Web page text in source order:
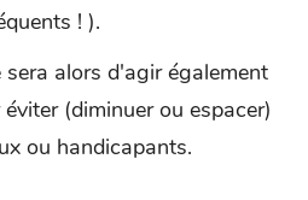
! ).
alors d'agir également
(diminuer ou espacer)
ou handicapants.